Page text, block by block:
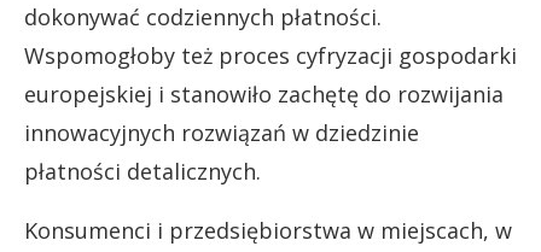
dokonywać codziennych płatności.
Wspomogłoby też proces cyfryzacji gospodarki
europejskiej i stanowiło zachętę do rozwijania
innowacyjnych rozwiązań w dziedzinie
płatności detalicznych.
Konsumenci i przedsiębiorstwa w miejscach, w